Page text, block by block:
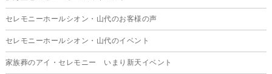
セレモニーホールシオン・山代のお客様の声
セレモニーホールシオン・山代のイベント
家族葬のアイ・セレモニー いまり新天イベント